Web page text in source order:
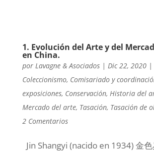
1. Evolución del Arte y del
en China.
por Lavagne & Asociados| Dic 22, 2020|
Coleccionismo, Comisariado y
exposiciones, Conservación, Historia del
Mercado del arte, Tasación, Tasación de
2 Comentarios
Jin Shangyi (nacido en 1934) 金